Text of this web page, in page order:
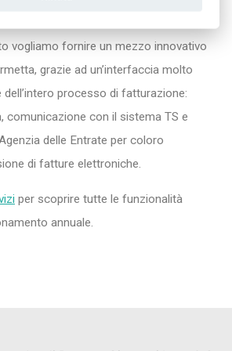
vogliamo fornire un mezzo innovativo
grazie ad un’interfaccia molto
dell’intero processo di fatturazione:
comunicazione con il sistema TS e
delle Entrate per coloro
di fatture elettroniche.
per scoprire tutte le funzionalità
annuale.